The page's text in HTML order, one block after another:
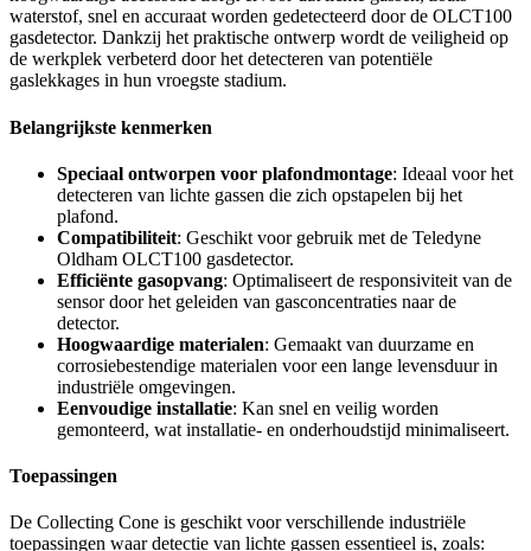
waterstof, snel en accuraat worden gedetecteerd door de OLCT100
gasdetector. Dankzij het praktische ontwerp wordt de veiligheid op
de werkplek verbeterd door het detecteren van potentiële
gaslekkages in hun vroegste stadium.
Belangrijkste kenmerken
Speciaal ontworpen voor plafondmontage: Ideaal voor het
detecteren van lichte gassen die zich opstapelen bij het
plafond.
Compatibiliteit: Geschikt voor gebruik met de Teledyne
Oldham OLCT100 gasdetector.
Efficiënte gasopvang: Optimaliseert de responsiviteit van de
sensor door het geleiden van gasconcentraties naar de
detector.
Hoogwaardige materialen: Gemaakt van duurzame en
corrosiebestendige materialen voor een lange levensduur in
industriële omgevingen.
Eenvoudige installatie: Kan snel en veilig worden
gemonteerd, wat installatie- en onderhoudstijd minimaliseert.
Toepassingen
De Collecting Cone is geschikt voor verschillende industriële
toepassingen waar detectie van lichte gassen essentieel is, zoals: